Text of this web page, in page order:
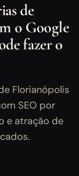
de
o Google
fazer o
Florianópolis
SEO por
e atração de